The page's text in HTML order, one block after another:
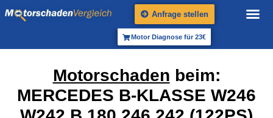
Anfrage stellen
Motor Diagnose für 23€
Motorschaden beim:
MERCEDES B-KLASSE W246